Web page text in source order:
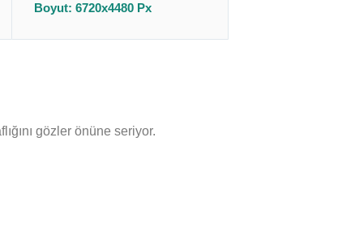
Boyut: 6720x4480 Px
gözler önüne seriyor.